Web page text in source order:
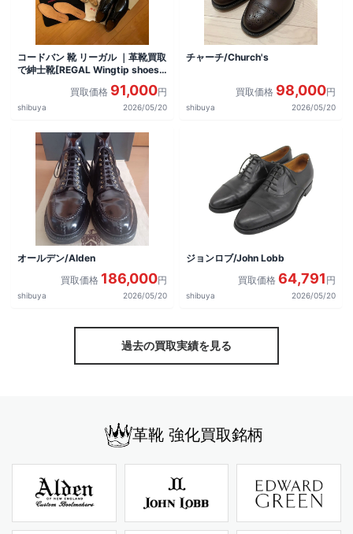
コードバン 靴 リーガル ｜革靴買取
で紳士靴[REGAL Wingtip shoes]
買取価格 91,000円
shibuya 2026/05/20
チャーチ/Church's
買取価格 98,000円
shibuya 2026/05/20
オールデン/Alden
買取価格 186,000円
shibuya 2026/05/20
ジョンロブ/John Lobb
買取価格 64,791 円
shibuya 2026/05/20
過去の買取実績を見る
革靴 強化買取銘柄